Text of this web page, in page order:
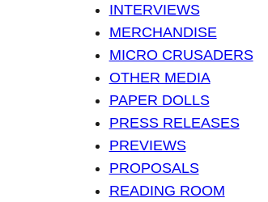
INTERVIEWS
MERCHANDISE
MICRO CRUSADERS
OTHER MEDIA
PAPER DOLLS
PRESS RELEASES
PREVIEWS
PROPOSALS
READING ROOM